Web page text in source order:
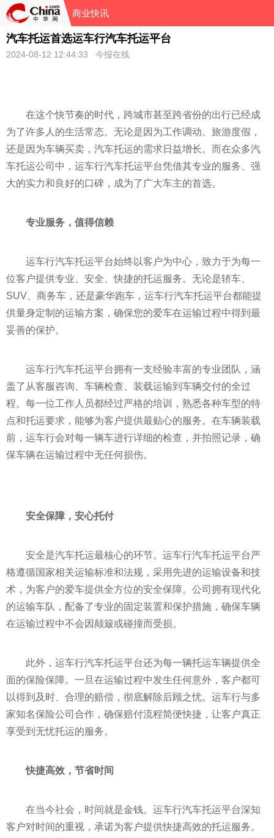
商业快讯
汽车托运首选运车行汽车托运平台
2024-08-12 12:44:33 今报在线
在这个快节奏的时代，跨城市甚至跨省份的出行已经成
为了许多人的生活常态。无论是因为工作调动、旅游度假，
还是因为车辆买卖，汽车托运的需求日益增长。而在众多汽
车托运公司中，运车行汽车托运平台凭借其专业的服务、强
大的实力和良好的口碑，成为了广大车主的首选。
专业服务，值得信赖
运车行汽车托运平台始终以客户为中心，致力于为每一
位客户提供专业、安全、快捷的托运服务。无论是轿车、
SUV、商务车，还是豪华跑车，运车行汽车托运平台都能提
供量身定制的运输方案，确保您的爱车在运输过程中得到最
妥善的保护。
运车行汽车托运平台拥有一支经验丰富的专业团队，涵
盖了从客服咨询、车辆检查、装载运输到车辆交付的全过
程。每一位工作人员都经过严格的培训，熟悉各种车型的特
点和托运要求，能够为客户提供最贴心的服务。在车辆装载
前，运车行会对每一辆车进行详细的检查，并拍照记录，确
保车辆在运输过程中无任何损伤。
安全保障，安心托付
安全是汽车托运最核心的环节。运车行汽车托运平台严
格遵循国家相关运输标准和法规，采用先进的运输设备和技
术，为客户的爱车提供全方位的安全保障。公司拥有现代化
的运输车队，配备了专业的固定装置和保护措施，确保车辆
在运输过程中不会因颠簸或碰撞而受损。
此外，运车行汽车托运平台还为每一辆托运车辆提供全
面的保险保障。一旦在运输过程中发生任何意外，客户都可
以得到及时、合理的赔偿，彻底解除后顾之忧。运车行与多
家知名保险公司合作，确保赔付流程简便快捷，让客户真正
享受到无忧托运的服务。
快捷高效，节省时间
在当今社会，时间就是金钱。运车行汽车托运平台深知
客户对时间的重视，承诺为客户提供快捷高效的托运服务。